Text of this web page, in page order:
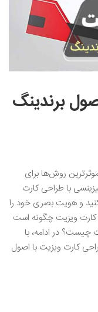
برندینگ
روش‌ها برای
با طراحی کارت
و هویت بصری خود را
کارت ویزیت چگونه است
چیست؟ در ادامه، با
کارت ویزیت با اصول